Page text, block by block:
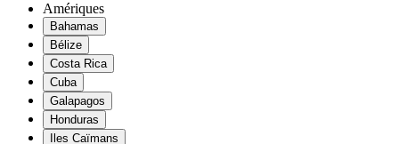
Amériques
Bahamas
Bélize
Costa Rica
Cuba
Galapagos
Honduras
Iles Caïmans